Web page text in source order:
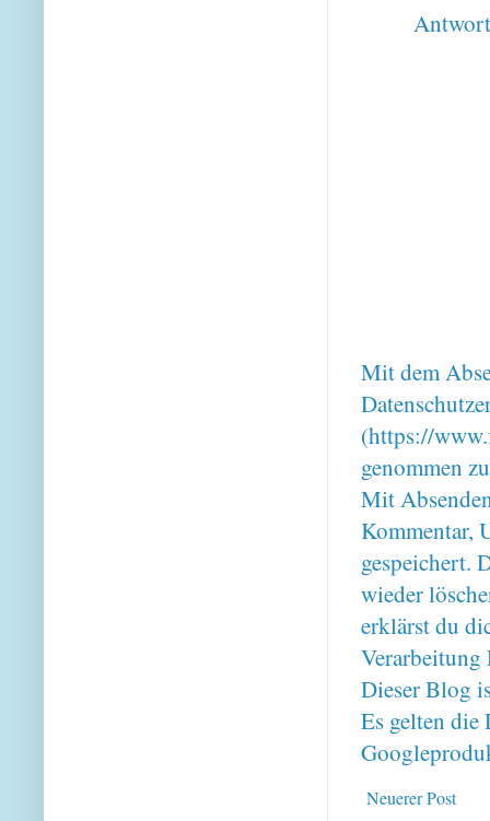
Mit dem
(https://
genommen
Mit
Kommentar,
gespeichert.
wieder
erklärst du
Verarbeitung
Dieser Blog
Es gelten
Neuerer Post